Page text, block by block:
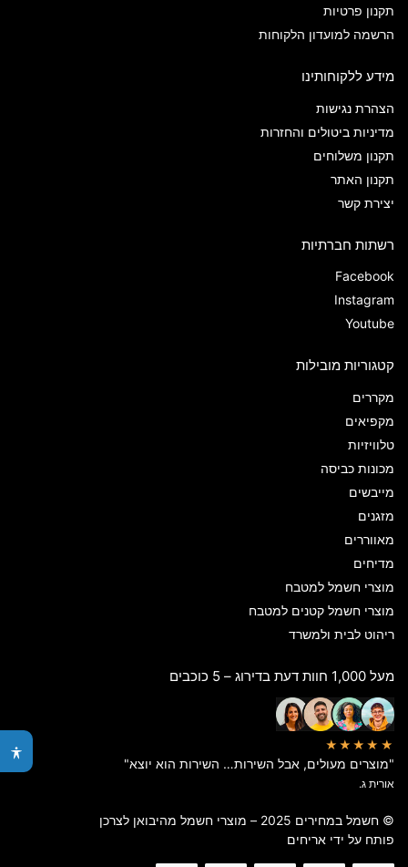
תקנון פרטיות
הרשמה למועדון הלקוחות
מידע ללקוחותינו
הצהרת נגישות
מדיניות ביטולים והחזרות
תקנון משלוחים
תקנון האתר
יצירת קשר
רשתות חברתיות
Facebook
Instagram
Youtube
קטגוריות מובילות
מקררים
מקפיאים
טלוויזיות
מכונות כביסה
מייבשים
מזגנים
מאווררים
מדיחים
מוצרי חשמל למטבח
מוצרי חשמל קטנים למטבח
ריהוט לבית ולמשרד
מעל 1,000 חוות דעת בדירוג – 5 כוכבים
★★★★★
"מוצרים מעולים, אבל השירות… השירות הוא יוצא"
אורית ג.
© חשמל במחירים 2025 – מוצרי חשמל מהיבואן לצרכן
פותח על ידי אריחים